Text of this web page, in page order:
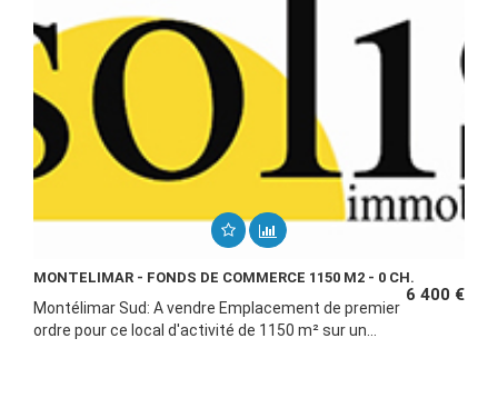
MONTELIMAR - FONDS DE COMMERCE 1150 M2 - 0 CH.
6 400 €
Montélimar Sud: A vendre Emplacement de premier
ordre pour ce local d'activité de 1150 m² sur un...